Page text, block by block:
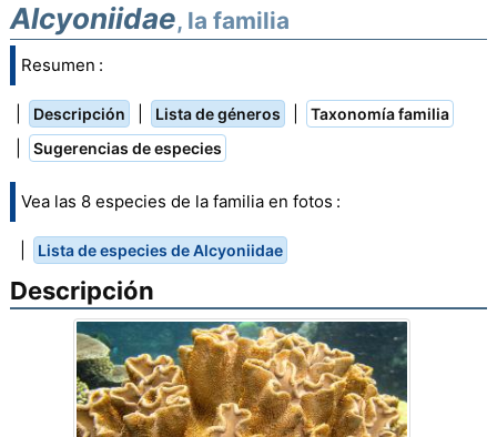
Alcyoniidae, la familia
Resumen :
Descripción Lista de géneros Taxonomía familia
Sugerencias de especies
Vea las 8 especies de la familia en fotos :
Lista de especies de Alcyoniidae
Descripción